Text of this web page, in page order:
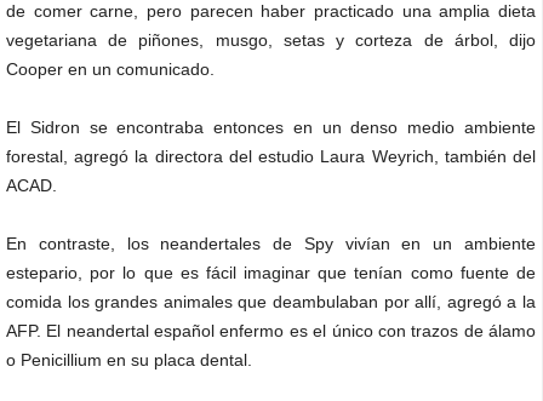
de comer carne, pero parecen haber practicado una amplia dieta
vegetariana de piñones, musgo, setas y corteza de árbol, dijo
Cooper en un comunicado.
El Sidron se encontraba entonces en un denso medio ambiente
forestal, agregó la directora del estudio Laura Weyrich, también del
ACAD.
En contraste, los neandertales de Spy vivían en un ambiente
estepario, por lo que es fácil imaginar que tenían como fuente de
comida los grandes animales que deambulaban por allí, agregó a la
AFP. El neandertal español enfermo es el único con trazos de álamo
o Penicillium en su placa dental.